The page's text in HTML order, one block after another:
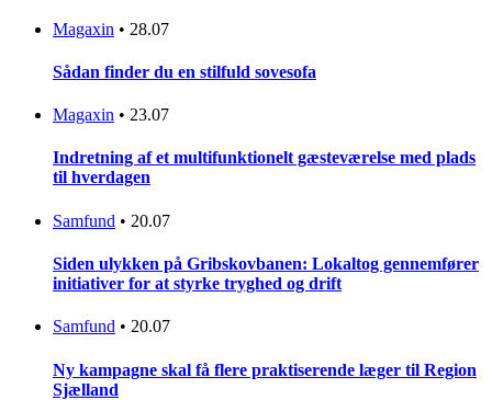
Magaxin • 28.07
Sådan finder du en stilfuld sovesofa
Magaxin • 23.07
Indretning af et multifunktionelt gæsteværelse med plads
til hverdagen
Samfund • 20.07
Siden ulykken på Gribskovbanen: Lokaltog gennemfører
initiativer for at styrke tryghed og drift
Samfund • 20.07
Ny kampagne skal få flere praktiserende læger til Region
Sjælland